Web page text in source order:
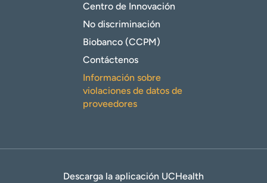
Centro de Innovación
No discriminación
Biobanco (CCPM)
Contáctenos
Información sobre
violaciones de datos de
proveedores
Descarga la aplicación UCHealth